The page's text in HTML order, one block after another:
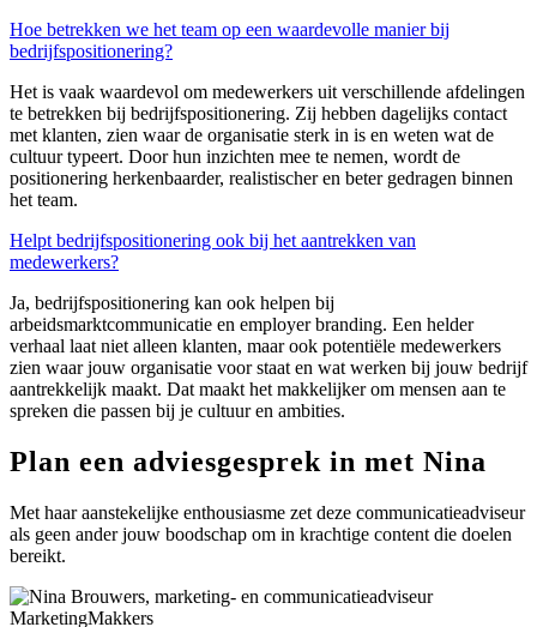
Hoe betrekken we het team op een waardevolle manier bij
bedrijfspositionering?
Het is vaak waardevol om medewerkers uit verschillende afdelingen
te betrekken bij bedrijfspositionering. Zij hebben dagelijks contact
met klanten, zien waar de organisatie sterk in is en weten wat de
cultuur typeert. Door hun inzichten mee te nemen, wordt de
positionering herkenbaarder, realistischer en beter gedragen binnen
het team.
Helpt bedrijfspositionering ook bij het aantrekken van
medewerkers?
Ja, bedrijfspositionering kan ook helpen bij
arbeidsmarktcommunicatie en employerbranding. Een helder
verhaal laat niet alleen klanten, maar ook potentiële medewerkers
zien waar jouw organisatie voor staat en wat werken bij jouw bedrijf
aantrekkelijk maakt. Dat maakt het makkelijker om mensen aan te
spreken die passen bij je cultuur en ambities.
Plan een adviesgesprek in met Nina
Met haar aanstekelijke enthousiasme zet deze communicatieadviseur
als geen ander jouw boodschap om in krachtige content die doelen
bereikt.